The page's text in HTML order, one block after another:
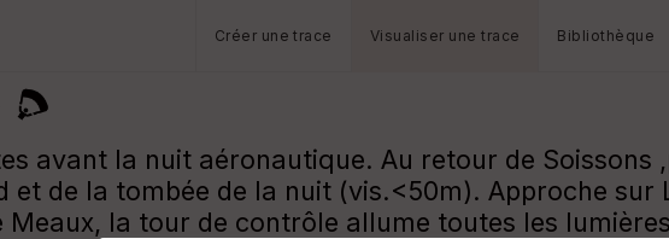
Créer une trace Visualiser une trace Bibliothèque
avant la nuit aéronautique. Au retour de Soissons
et de la tombée de la nuit (vis.<50m). Approche sur
Meaux, la tour de contrôle allume toutes les